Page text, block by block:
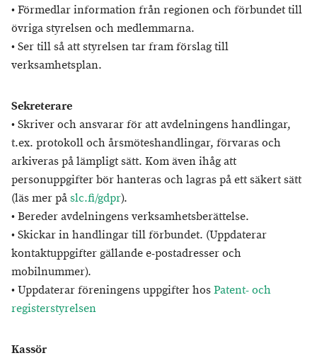
• Förmedlar information från regionen och förbundet till
övriga styrelsen och medlemmarna.
• Ser till så att styrelsen tar fram förslag till
verksamhetsplan.
Sekreterare
• Skriver och ansvarar för att avdelningens handlingar,
t.ex. protokoll och årsmöteshandlingar, förvaras och
arkiveras på lämpligt sätt. Kom även ihåg att
personuppgifter bör hanteras och lagras på ett säkert sätt
(läs mer påslc.fi/gdpr).
• Bereder avdelningens verksamhetsberättelse.
• Skickar in handlingar till förbundet. (Uppdaterar
kontaktuppgifter gällande e-postadresser och
mobilnummer).
• Uppdaterar föreningens uppgifter hosPatent- och
registerstyrelsen
Kassör